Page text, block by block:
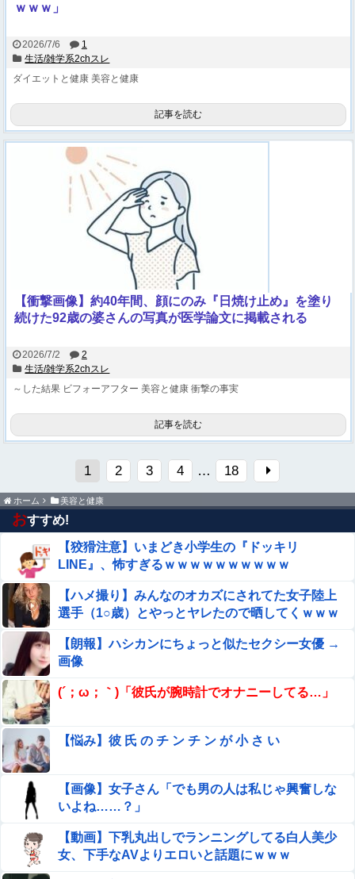
ｗｗｗ」
2026/7/6
1
生活/雑学系2chスレ
ダイエットと健康 美容と健康
記事を読む
【衝撃画像】約40年間、顔にのみ『日焼け止め』を塗り
続けた92歳の婆さんの写真が医学論文に掲載される
2026/7/2
2
生活/雑学系2chスレ
～した結果 ビフォーアフター 美容と健康 衝撃の事実
記事を読む
1 2 3 4 … 18
ホーム 美容と健康
おすすめ!
【狡猾注意】いまどき小学生の『ドッキリ
LINE』、怖すぎるｗｗｗｗｗｗｗｗｗｗ
【ハメ撮り】みんなのオカズにされてた女子陸上
選手（1○歳）とやっとヤレたので晒してくｗｗｗ
【朗報】ハシカンにちょっと似たセクシー女優 →
画像
(´；ω；｀)「彼氏が腕時計でオナニーしてる…」
【悩み】彼 氏 の チ ン チ ン が 小 さ い
【画像】女子さん「でも男の人は私じゃ興奮しな
いよね……？」
【動画】下乳丸出しでランニングしてる白人美少
女、下手なAVよりエロいと話題にｗｗｗ